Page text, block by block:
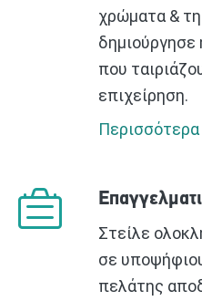
χρώματα &
δημιούργησε
που
επιχείρηση.
Περισσότερα
Στείλε
σε
πελάτης